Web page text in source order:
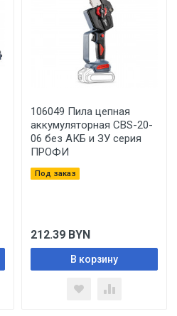
106049 Пила цепная
аккумуляторная CBS-20-
06 без АКБ и ЗУ серия
ПРОФИ
Под заказ
212.39 BYN
В корзину